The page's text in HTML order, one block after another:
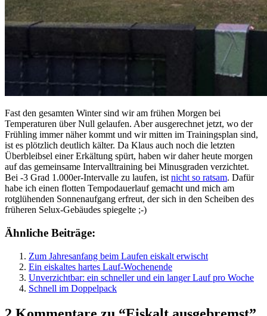
Fast den gesamten Winter sind wir am frühen Morgen bei
Temperaturen über Null gelaufen. Aber ausgerechnet jetzt, wo der
Frühling immer näher kommt und wir mitten im Trainingsplan sind,
ist es plötzlich deutlich kälter. Da Klaus auch noch die letzten
Überbleibsel einer Erkältung spürt, haben wir daher heute morgen
auf das gemeinsame Intervalltraining bei Minusgraden verzichtet.
Bei -3 Grad 1.000er-Intervalle zu laufen, ist nicht so ratsam. Dafür
habe ich einen flotten Tempodauerlauf gemacht und mich am
rotglühenden Sonnenaufgang erfreut, der sich in den Scheiben des
früheren Selux-Gebäudes spiegelte ;-)
Ähnliche Beiträge:
Zum Jahresanfang beim Laufen eiskalt erwischt
Ein eiskaltes hartes Lauf-Wochenende
Unverzichtbar: ein schneller und ein langer Lauf pro Woche
Schnell im Doppelpack